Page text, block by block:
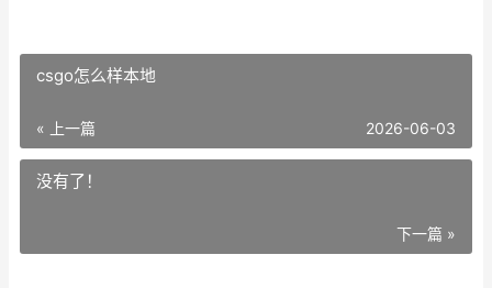
csgo怎么样本地
« 上一篇 2026-06-03
没有了！
下一篇 »